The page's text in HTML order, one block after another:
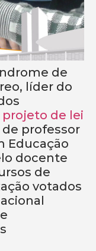
de
líder do
projeto de lei
professor
Educação
docente
de
votados